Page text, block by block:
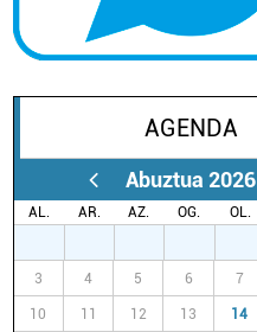
AGENDA
Abuztua 2026
AL. AR. AZ. OG. OL.
3 4 5 6 7
10 11 12 13 14